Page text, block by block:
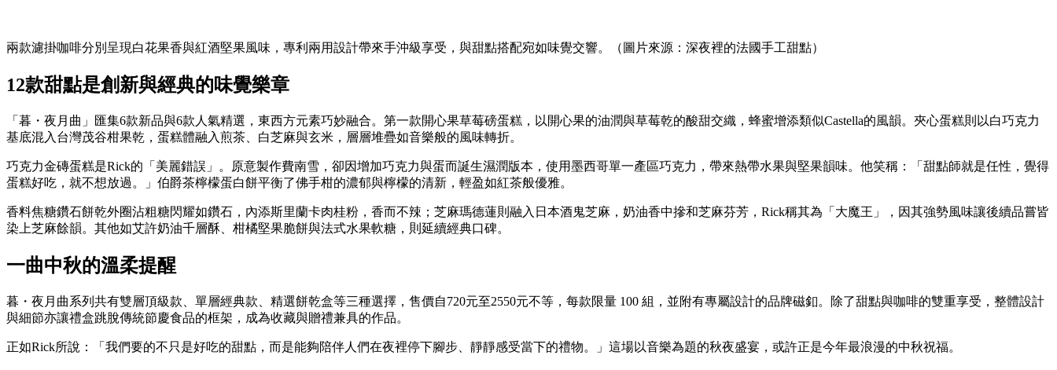
兩款濾掛咖啡分別呈現白花果香與紅酒堅果風味，專利兩用設計帶來手沖級享受，與甜點搭配宛如味覺交響。（圖片來源：深夜裡的法國手工甜點）
12款甜點是創新與經典的味覺樂章
「暮・夜月曲」匯集6款新品與6款人氣精選，東西方元素巧妙融合。第一款開心果草莓磅蛋糕，以開心果的油潤與草莓乾的酸甜交織，蜂蜜增添類似Castella的風韻。夾心蛋糕則以白巧克力
基底混入台灣茂谷柑果乾，蛋糕體融入煎茶、白芝麻與玄米，層層堆疊如音樂般的風味轉折。
巧克力金磚蛋糕是Rick的「美麗錯誤」。原意製作費南雪，卻因增加巧克力與蛋而誕生濕潤版本，使用墨西哥單一產區巧克力，帶來熱帶水果與堅果韻味。他笑稱：「甜點師就是任性，覺得
蛋糕好吃，就不想放過。」伯爵茶檸檬蛋白餅平衡了佛手柑的濃郁與檸檬的清新，輕盈如紅茶般優雅。
香料焦糖鑽石餅乾外圈沾粗糖閃耀如鑽石，內添斯里蘭卡肉桂粉，香而不辣；芝麻瑪德蓮則融入日本酒鬼芝麻，奶油香中摻和芝麻芬芳，Rick稱其為「大魔王」，因其強勢風味讓後續品嘗皆
染上芝麻餘韻。其他如艾許奶油千層酥、柑橘堅果脆餅與法式水果軟糖，則延續經典口碑。
一曲中秋的溫柔提醒
暮・夜月曲系列共有雙層頂級款、單層經典款、精選餅乾盒等三種選擇，售價自720元至2550元不等，每款限量 100 組，並附有專屬設計的品牌磁釦。除了甜點與咖啡的雙重享受，整體設計
與細節亦讓禮盒跳脫傳統節慶食品的框架，成為收藏與贈禮兼具的作品。
正如Rick所說：「我們要的不只是好吃的甜點，而是能夠陪伴人們在夜裡停下腳步、靜靜感受當下的禮物。」這場以音樂為題的秋夜盛宴，或許正是今年最浪漫的中秋祝福。